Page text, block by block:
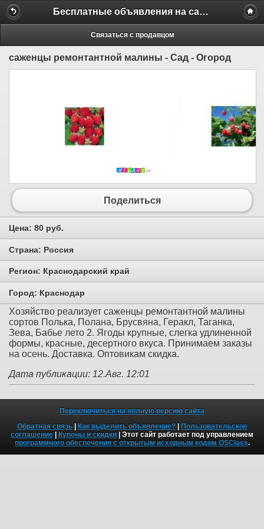
Бесплатные объявления на сайте MILAMO.ru
Связаться с продавцом
саженцы ремонтантной малины - Сад - Огород
Поделиться
Цена: 80 руб.
Страна: Россия
Регион: Краснодарский край
Город: Краснодар
Хозяйство реализует саженцы ремонтантной малины
сортов Полька, Полана, Брусвяна, Геракл, Таганка,
Зева, Бабье лето 2. Ягоды крупные, слегка удлиненной
формы, красные, десертного вкуса. Принимаем заказы
на осень. Доставка. Оптовикам скидка.
Дата публикации: 12.Авг. 12:01
Переключиться на полную версию сайта
Обратная связь| Как выделить объявление?| Пользовательское
соглашение | Купоны и скидки | Этот сайт работает под управлением
программного обеспечения с открытым исходным кодом OSClass.